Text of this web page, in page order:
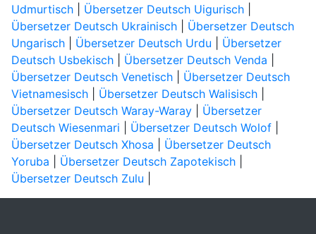
Udmurtisch| Übersetzer Deutsch Uigurisch|
Übersetzer Deutsch Ukrainisch| Übersetzer Deutsch
Ungarisch| Übersetzer Deutsch Urdu
Übersetzer
Deutsch Usbekisch| Übersetzer Deutsch Venda
Übersetzer Deutsch Venetisch| Übersetzer Deutsch
Vietnamesisch| Übersetzer Deutsch Walisisch|
Übersetzer Deutsch Waray-Waray| Übersetzer
Deutsch Wiesenmari
Übersetzer Deutsch Wolof|
Übersetzer Deutsch Xhosa
Übersetzer Deutsch
Yoruba
Übersetzer Deutsch Zapotekisch|
Übersetzer Deutsch Zulu